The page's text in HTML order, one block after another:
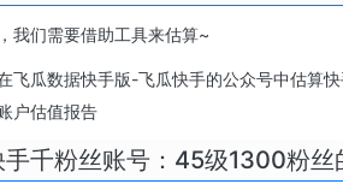
我们需要借助工具来估算~
飞瓜数据快手版-飞瓜快手的公众号中估算
户估值报告
手千粉丝账号：45级1300粉丝